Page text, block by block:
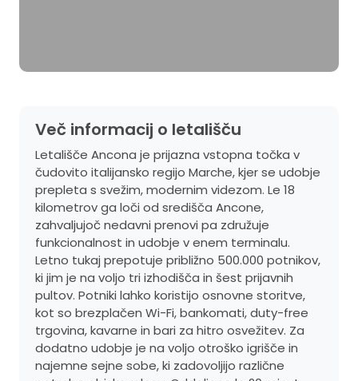
Več informacij o letališču
Letališče Ancona je prijazna vstopna točka v
čudovito italijansko regijo Marche, kjer se udobje
prepleta s svežim, modernim videzom. Le 18
kilometrov ga loči od središča Ancone,
zahvaljujoč nedavni prenovi pa združuje
funkcionalnost in udobje v enem terminalu.
Letno tukaj prepotuje približno 500.000 potnikov,
ki jim je na voljo tri izhodišča in šest prijavnih
pultov. Potniki lahko koristijo osnovne storitve,
kot so brezplačen Wi-Fi, bankomati, duty-free
trgovina, kavarne in bari za hitro osvežitev. Za
dodatno udobje je na voljo otroško igrišče in
najemne sejne sobe, ki zadovoljijo različne